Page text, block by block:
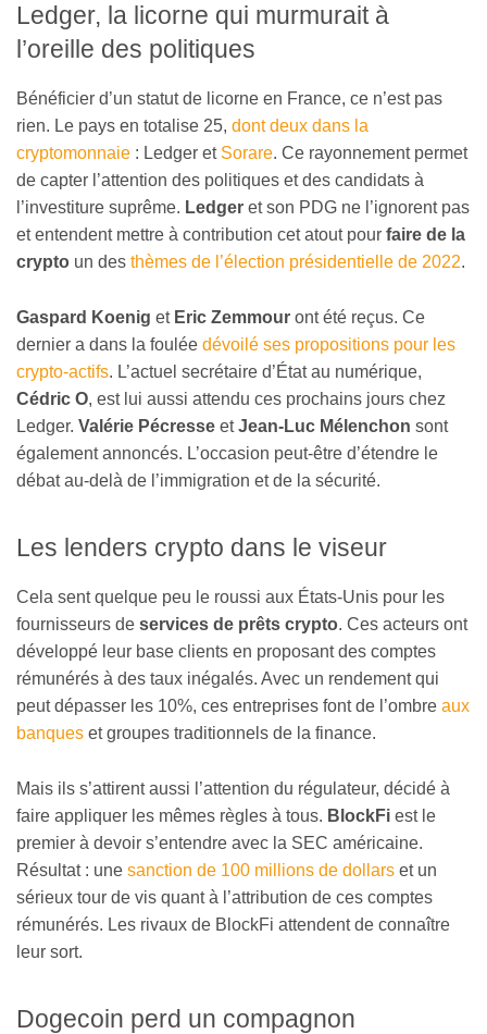
Ledger, la licorne qui murmurait à
l’oreille des politiques
Bénéficier d’un statut de licorne en France, ce n’est pas
rien. Le pays en totalise 25, dont deux dans la
cryptomonnaie : Ledger et Sorare. Ce rayonnement permet
de capter l’attention des politiques et des candidats à
l’investiture suprême. Ledger et son PDG ne l’ignorent pas
et entendent mettre à contribution cet atout pour faire de la
crypto un des thèmes de l’élection présidentielle de 2022.
Gaspard Koenig et Eric Zemmour ont été reçus. Ce
dernier a dans la foulée dévoilé ses propositions pour les
crypto-actifs. L’actuel secrétaire d’État au numérique,
Cédric O, est lui aussi attendu ces prochains jours chez
Ledger. Valérie Pécresse etJean-Luc Mélenchon sont
également annoncés. L’occasion peut-être d’étendre le
débat au-delà de l’immigration et de la sécurité.
Les lenders crypto dans le viseur
Cela sent quelque peu le roussi aux États-Unis pour les
fournisseurs de services de prêts crypto. Ces acteurs ont
développé leur base clients en proposant des comptes
rémunérés à des taux inégalés. Avec un rendement qui
peut dépasser les 10%, ces entreprises font de l’ombre aux
banques et groupes traditionnels de la finance.
Mais ils s’attirent aussi l’attention du régulateur, décidé à
faire appliquer les mêmes règles à tous. BlockFi est le
premier à devoir s’entendre avec la SEC américaine.
Résultat : une sanction de 100 millions de dollars et un
sérieux tour de vis quant à l’attribution de ces comptes
rémunérés. Les rivaux de BlockFi attendent de connaître
leur sort.
Dogecoin perd un compagnon